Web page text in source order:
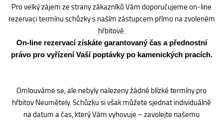
Pro velký zájem ze strany zákazníků Vám doporučujeme on-line
rezervaci termínu schůzky s naším zástupcem přímo na zvoleném
hřbitově.
On-line rezervací získáte garantovaný čas a přednostní
právo pro vyřízení Vaší poptávky po kamenických pracích.
Omlouváme se, ale nebyly nalezeny žádné blízké termíny pro
hřbitov Neumětely. Schůzku si však můžete sjednat individuálně
na datum a čas, který Vám vyhovuje – zavolejte našemu